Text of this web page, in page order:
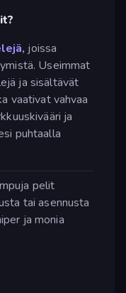
joissa
Useimmat
ja sisältävät
vaativat vahvaa
ja
puhtaalla
pelit
tai asennusta
ja monia